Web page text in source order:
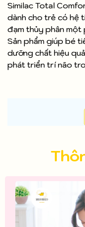
Similac Total
dành cho trẻ có hệ
đạm thủy phân một
Sản phẩm giúp bé
dưỡng chất hiệu
phát triển trí não